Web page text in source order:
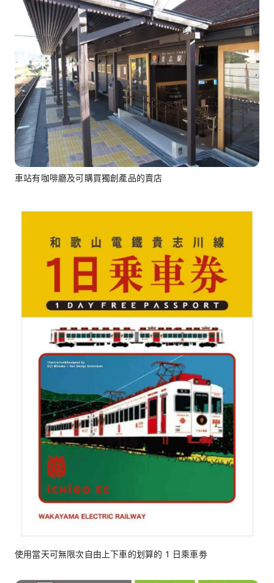
車站有咖啡廳及可購買獨創產品的賣店
使用當天可無限次自由上下車的划算的 1 日乘車劵